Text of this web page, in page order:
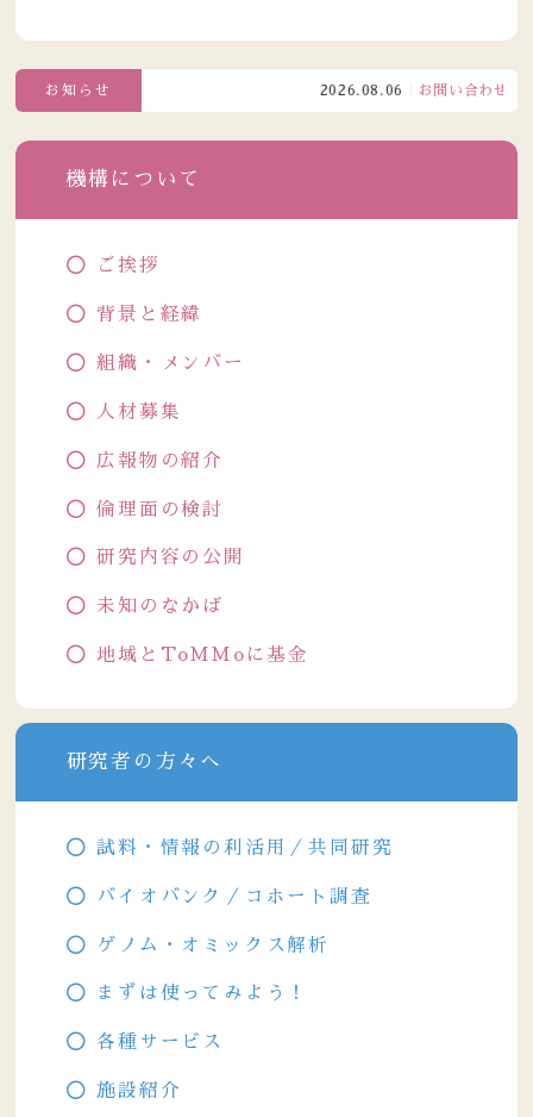
お知らせ 2026.08.06 お問い合わせ窓
研究者の方々へ
試料・情報の利活用／共同研究
バイオバンク／コホート調査
ゲノム・オミックス解析
まずは使ってみよう！
各種サービス
施設紹介
機構について
ご挨拶
背景と経緯
組織・メンバー
人材募集
広報物の紹介
倫理面の検討
研究内容の公開
未知のなかば
地域とToMMoに基金